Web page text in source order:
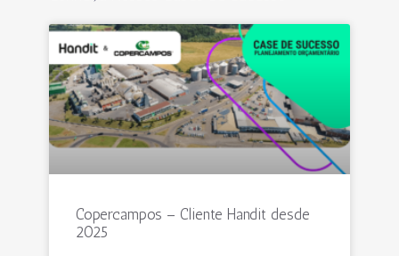
Copercampos – Cliente Handit desde
2025